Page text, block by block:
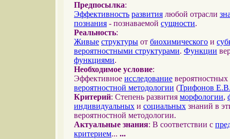
Предпосылка:
Эффективность развития любой отрасли
познания - познаваемой сущности.
Реальность:
Живые структуры от биохимического и
вероятностными структурами. Функции
функциями.
Необходимое условие:
Эффективное исследование
вероятностной методологии (Трифонов
Критерий: Степень развития морфологии,
индивидуальных и социальных знаний в
вероятностной методологии.
Актуальные знания: В соответствии с
критерием... ...